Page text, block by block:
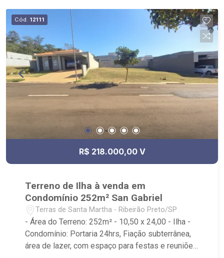
Cód. 12111
R$ 218.000,00 V
Terreno de Ilha à venda em
Condomínio 252m² San Gabriel
Terras de Santa Martha - Ribeirão Preto/SP
- Área do Terreno: 252m² - 10,50 x 24,00 - Ilha -
Condomínio: Portaria 24hrs, Fiação subterrânea,
área de lazer, com espaço para festas e reuniões